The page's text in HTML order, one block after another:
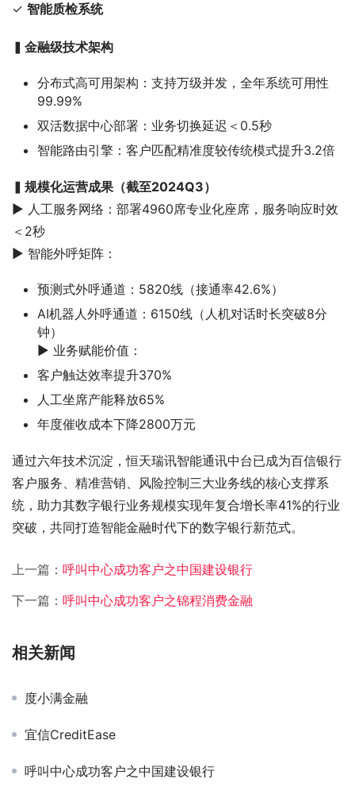
✓ 智能质检系统
▍ 金融级技术架构
分布式高可用架构：支持万级并发，全年系统可用性
99.99%
双活数据中心部署：业务切换延迟＜0.5秒
智能路由引擎：客户匹配精准度较传统模式提升3.2倍
▍ 规模化运营成果（截至2024Q3）
▶ 人工服务网络：部署4960席专业化座席，服务响应时效
＜2秒
▶ 智能外呼矩阵：
预测式外呼通道：5820线（接通率42.6%）
AI机器人外呼通道：6150线（人机对话时长突破8分
钟）
▶ 业务赋能价值：
客户触达效率提升370%
人工坐席产能释放65%
年度催收成本下降2800万元
通过六年技术沉淀，恒天瑞讯智能通讯中台已成为百信银行
客户服务、精准营销、风险控制三大业务线的核心支撑系
统，助力其数字银行业务规模实现年复合增长率41%的行业
突破，共同打造智能金融时代下的数字银行新范式。
上一篇： 呼叫中心成功客户之中国建设银行
下一篇： 呼叫中心成功客户之锦程消费金融
相关新闻
度小满金融
宜信CreditEase
呼叫中心成功客户之中国建设银行